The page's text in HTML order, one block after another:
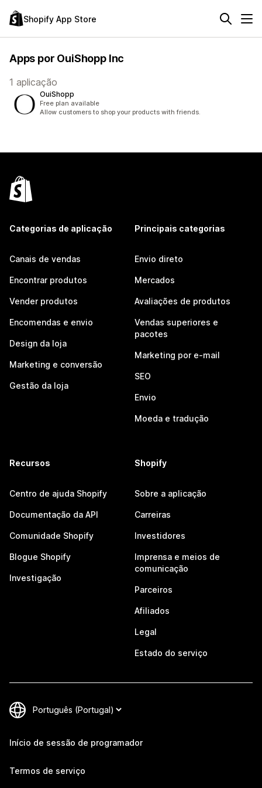
Shopify App Store
Apps por OuiShopp Inc
1 aplicação
OuiShopp
Free plan available
Allow customers to shop your products with friends.
Categorias de aplicação
Canais de vendas
Encontrar produtos
Vender produtos
Encomendas e envio
Design da loja
Marketing e conversão
Gestão da loja
Principais categorias
Envio direto
Mercados
Avaliações de produtos
Vendas superiores e
pacotes
Marketing por e-mail
SEO
Envio
Moeda e tradução
Recursos
Centro de ajuda Shopify
Documentação da API
Comunidade Shopify
Blogue Shopify
Investigação
Shopify
Sobre a aplicação
Carreiras
Investidores
Imprensa e meios de
comunicação
Parceiros
Afiliados
Legal
Estado do serviço
Início de sessão de programador
Termos de serviço